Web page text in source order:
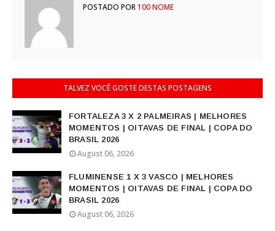
POSTADO POR100 NOME
TALVEZ VOCÊ GOSTE DESTAS POSTAGENS
FORTALEZA 3 X 2 PALMEIRAS | MELHORES
MOMENTOS | OITAVAS DE FINAL | COPA DO
BRASIL 2026
August 06, 2026
FLUMINENSE 1 X 3 VASCO | MELHORES
MOMENTOS | OITAVAS DE FINAL | COPA DO
BRASIL 2026
August 06, 2026